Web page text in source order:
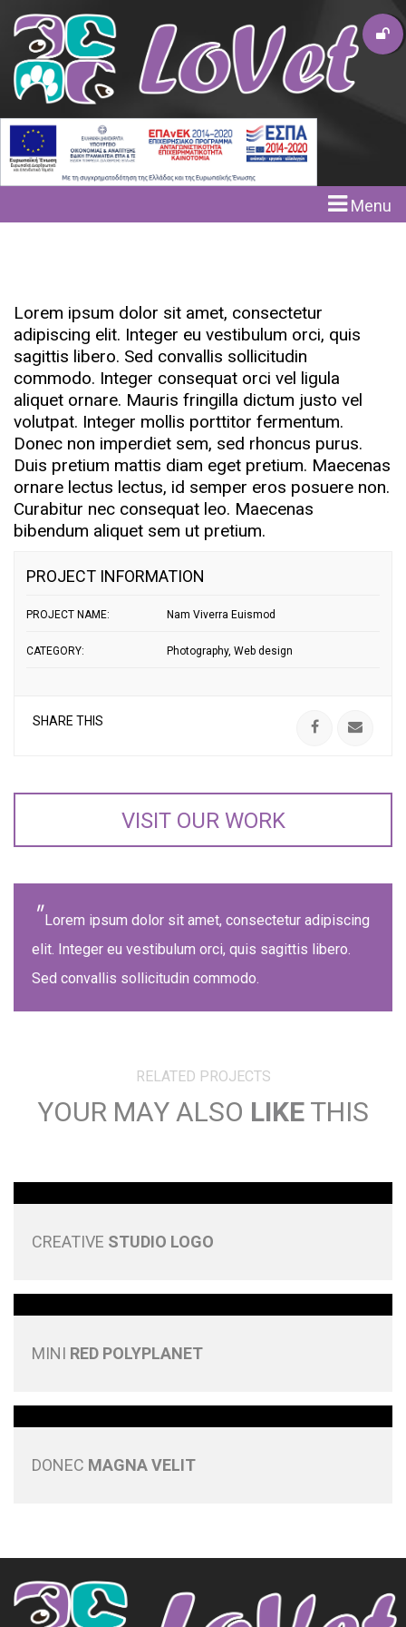
Menu
Lorem ipsum dolor sit amet, consectetur
adipiscing elit. Integer eu vestibulum orci, quis
sagittis libero. Sed convallis sollicitudin
commodo. Integer consequat orci vel ligula
aliquet ornare. Mauris fringilla dictum justo vel
volutpat. Integer mollis porttitor fermentum.
Donec non imperdiet sem, sed rhoncus purus.
Duis pretium mattis diam eget pretium. Maecenas
ornare lectus lectus, id semper eros posuere non.
Curabitur nec consequat leo. Maecenas
bibendum aliquet sem ut pretium.
PROJECT INFORMATION
PROJECT NAME: Nam Viverra Euismod
CATEGORY: Photography, Web design
SHARE THIS
VISIT OUR WORK
Lorem ipsum dolor sit amet, consectetur adipiscing
elit. Integer eu vestibulum orci, quis sagittis libero.
Sed convallis sollicitudin commodo.
RELATED PROJECTS
YOUR MAY ALSO LIKE THIS
CREATIVE STUDIO LOGO
MINI RED POLYPLANET
DONEC MAGNA VELIT